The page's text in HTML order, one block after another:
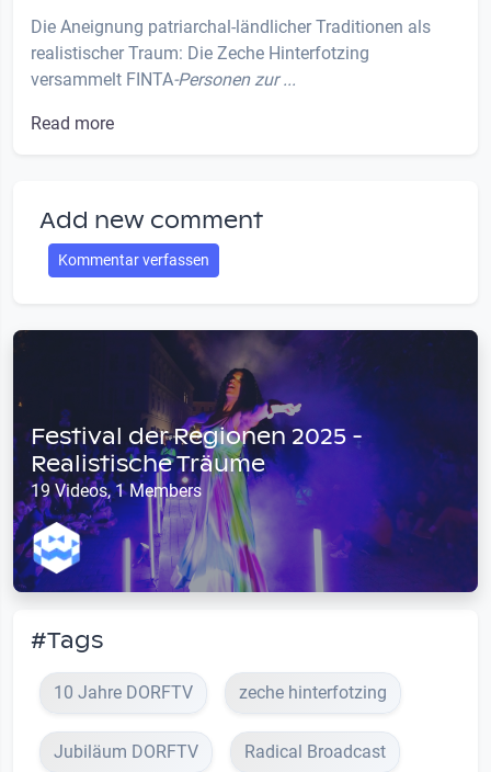
Die Aneignung patriarchal-ländlicher Traditionen als
realistischer Traum: Die Zeche Hinterfotzing
versammelt FINTA-Personen zur ...
Read more
Add new comment
Kommentar verfassen
Festival der Regionen 2025 -
Realistische Träume
19 Videos, 1 Members
#Tags
10 Jahre DORFTV zeche hinterfotzing
Jubiläum DORFTV Radical Broadcast